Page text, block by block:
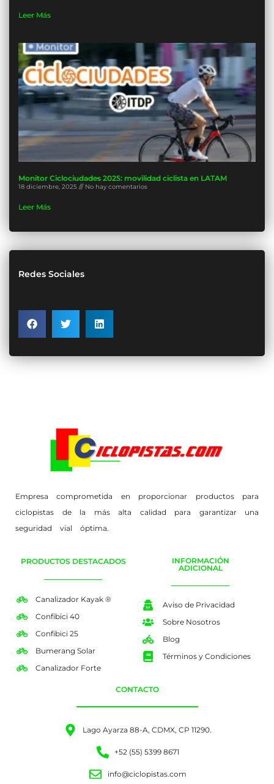
Leer Más
Monitor Ciclociudades 2025: movilidad ciclista en LATAM
18 diciembre, 2025 No hay comentarios
Leer Más
Redes Sociales
Empresa comprometida en proporcionar productos para
ciclopistas de la más alta calidad para garantizar una
seguridad vial óptima.
PRODUCTOS DESTACADOS
Canalizador Kayak ®
Confibici 40
Confibici 25
Bumerang Solar
Canalizador Forte
INFORMACIÓN
ADICIONAL
Aviso de Privacidad
Sobre Nosotros
Blog
Términos y Condiciones
CONTACTO
Lago Ayarza 88-A, CDMX, CP 11290.
+52 (55) 5399 8671
info@ciclopistas.com